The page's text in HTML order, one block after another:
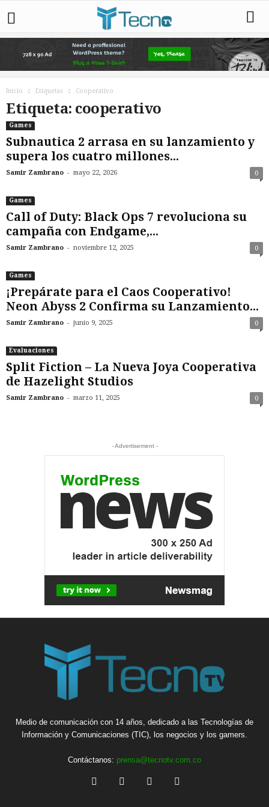
Inicio Etiquetas Cooperativo
Etiqueta: cooperativo
Games
Subnautica 2 arrasa en su lanzamiento y
supera los cuatro millones...
Samir Zambrano - mayo 22, 2026 0
Games
Call of Duty: Black Ops 7 revoluciona su
campaña con Endgame,...
Samir Zambrano - noviembre 12, 2025 0
Games
¡Prepárate para el Caos Cooperativo!
Neon Abyss 2 Confirma su Lanzamiento...
Samir Zambrano - junio 9, 2025 0
Evaluaciones
Split Fiction – La Nueva Joya Cooperativa
de Hazelight Studios
Samir Zambrano - marzo 11, 2025 0
- Advertisement -
Medio de comunicación con 14 años, dedicado a las Tecnologías de
Información y Comunicaciones (TIC), los negocios y los gamers.
Contáctanos: prensa@tecnotv.com.co